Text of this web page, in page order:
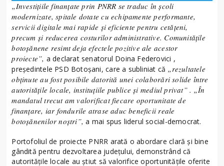
„Investițiile finanțate prin PNRR se traduc în școli
modernizate, spitale dotate cu echipamente performante,
servicii digitale mai rapide și eficiente pentru cetățeni,
precum și reducerea costurilor administrative. Comunitățile
botoșănene resimt deja efectele pozitive ale acestor
proiecte”, a declarat senatorul Doina Federovici ,
președintele PSD Botoșani, care a subliniat că „rezultatele
obținute au fost posibile datorită unei colaborări solide între
autoritățile locale, instituțiile publice și mediul privat” . „În
mandatul trecut am valorificat fiecare oportunitate de
finanțare, iar fondurile atrase aduc beneficii reale
botoșănenilor noștri”,a mai spus liderul social-democrat.
Portofoliul de proiecte PNRR arată o abordare clară și bine
gândită pentru dezvoltarea județului, demonstrând că
autoritățile locale au știut să valorifice oportunitățile oferite